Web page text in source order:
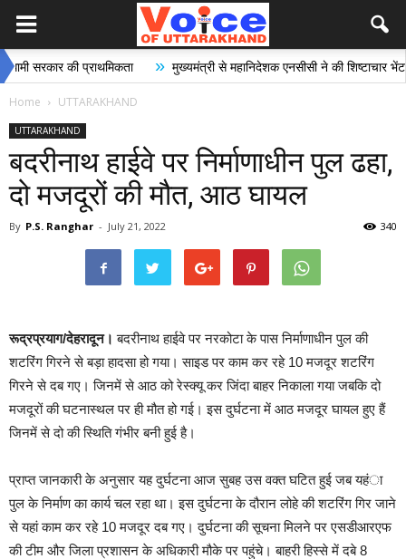
की प्राथमिकता » मुख्यमंत्री से महानिदेशक एनसीसी ने की शिष्टाचार भेंट »
Home UTTARAKHAND
UTTARAKHAND
बदरीनाथ हाईवे पर निर्माणाधीन पुल ढहा,
दो मजदूरों की मौत, आठ घायल
By P.S. Ranghar - July 21, 2022 340
रूद्रप्रयाग/देहरादून। बदरीनाथ हाईवे पर नरकोटा के पास निर्माणाधीन पुल की
शटरिंग गिरने से बड़ा हादसा हो गया। साइड पर काम कर रहे 10 मजदूर शटरिंग
गिरने से दब गए। जिनमें से आठ को रेस्क्यू कर जिंदा बाहर निकाला गया जबकि दो
मजदूरों की घटनास्थल पर ही मौत हो गई। इस दुर्घटना में आठ मजदूर घायल हुए हैं
जिनमें से दो की स्थिति गंभीर बनी हुई है।
प्राप्त जानकारी के अनुसार यह दुर्घटना आज सुबह उस वक्त घटित हुई जब यहंा
पुल के निर्माण का कार्य चल रहा था। इस दुर्घटना के दौरान लोहे की शटरिंग गिर जाने
से यहां काम कर रहे 10 मजदूर दब गए। दुर्घटना की सूचना मिलने पर एसडीआरएफ
की टीम और जिला प्रशासन के अधिकारी मौके पर पहुंचे। बाहरी हिस्से में दबे 8